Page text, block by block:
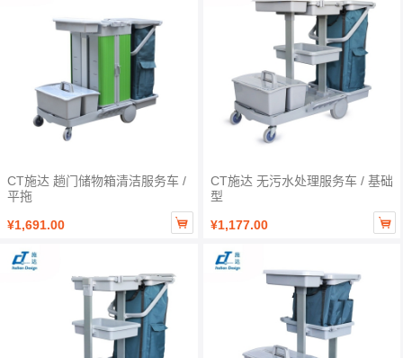
CT施达 趟门储物箱清洁服务车 /
平拖
¥1,691.00

CT施达 无污水处理服务车 / 基础
型
¥1,177.00
